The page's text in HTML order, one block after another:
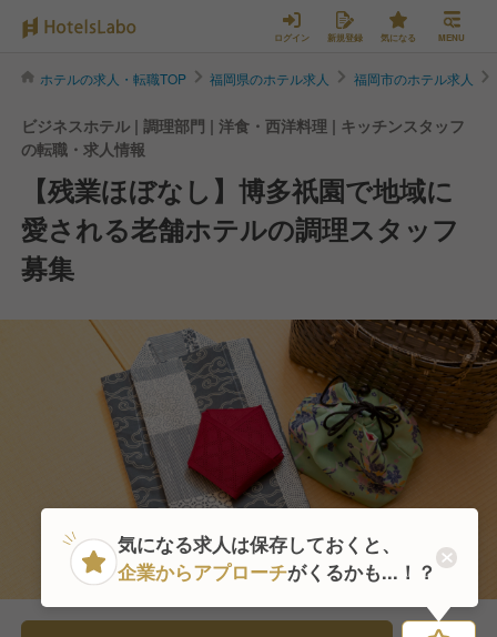
ログイン 新規登録 気になる MENU
ホテルの求人・転職TOP 福岡県のホテル求人 福岡市のホテル求人
ビジネスホテル | 調理部門 | 洋食・西洋料理 | キッチンスタッフ
の転職・求人情報
【残業ほぼなし】博多祇園で地域に
愛される老舗ホテルの調理スタッフ
募集
気になる求人は保存しておくと、
企業からアプローチがくるかも...！？